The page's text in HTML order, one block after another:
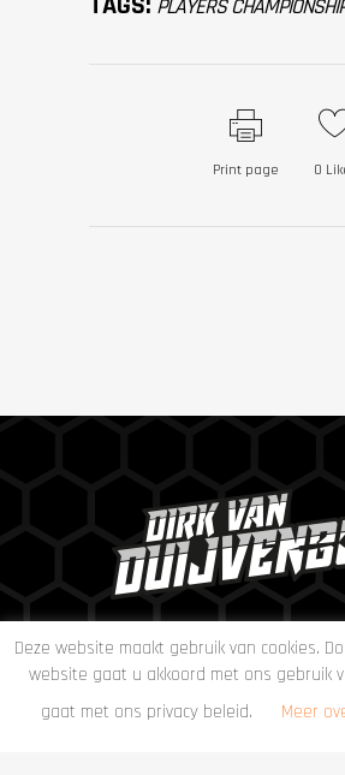
PLAYERS
Print page 0
Deze website maakt gebruik van cookies.
website gaat u akkoord met ons gebruik
gaat met ons privacy beleid.
Meer